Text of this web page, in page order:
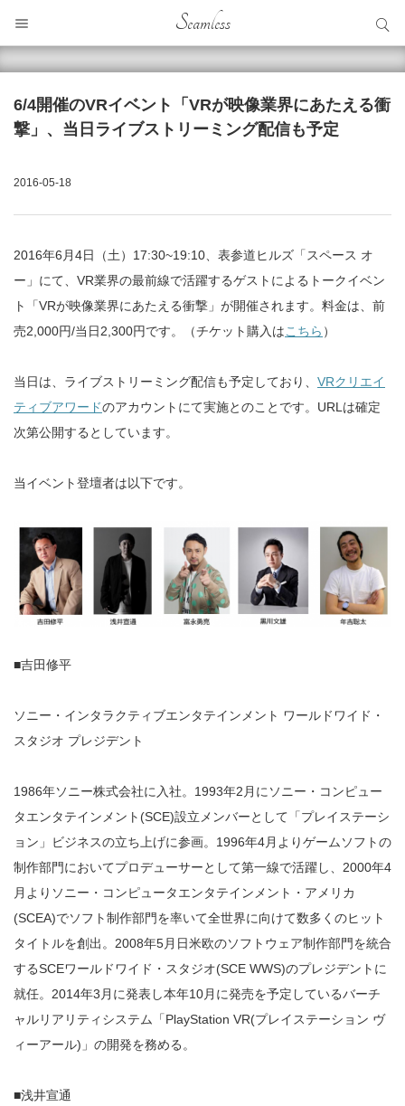
Seamless
6/4開催のVRイベント「VRが映像業界にあたえる衝
撃」、当日ライブストリーミング配信も予定
2016-05-18
2016年6月4日（土）17:30~19:10、表参道ヒルズ「スペース オ
ー」にて、VR業界の最前線で活躍するゲストによるトークイベン
ト「VRが映像業界にあたえる衝撃」が開催されます。料金は、前
売2,000円/当日2,300円です。（チケット購入はこちら ）
当日は、ライブストリーミング配信も予定しており、 VRクリエイ
ティブアワードのアカウントにて実施とのことです。URLは確定
次第公開するとしています。
当イベント登壇者は以下です。
■吉田修平
ソニー・インタラクティブエンタテインメント ワールドワイド・
スタジオ プレジデント
1986年ソニー株式会社に入社。1993年2月にソニー・コンピュー
タエンタテインメント(SCE)設立メンバーとして「プレイステーシ
ョン」ビジネスの立ち上げに参画。1996年4月よりゲームソフトの
制作部門においてプロデューサーとして第一線で活躍し、2000年4
月よりソニー・コンピュータエンタテインメント・アメリカ
(SCEA)でソフト制作部門を率いて全世界に向けて数多くのヒット
タイトルを創出。2008年5月日米欧のソフトウェア制作部門を統合
するSCEワールドワイド・スタジオ(SCE WWS)のプレジデントに
就任。2014年3月に発表し本年10月に発売を予定しているバーチ
ャルリアリティシステム「PlayStation VR(プレイステーション ヴ
ィーアール)」の開発を務める。
■浅井宣通
サイト内検索